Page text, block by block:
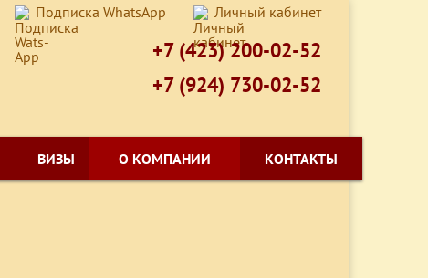
Подписка WhatsApp Личный кабинет
+7 (423) 200-02-52
+7 (924) 730-02-52
ВИЗЫ О КОМПАНИИ КОНТАКТЫ